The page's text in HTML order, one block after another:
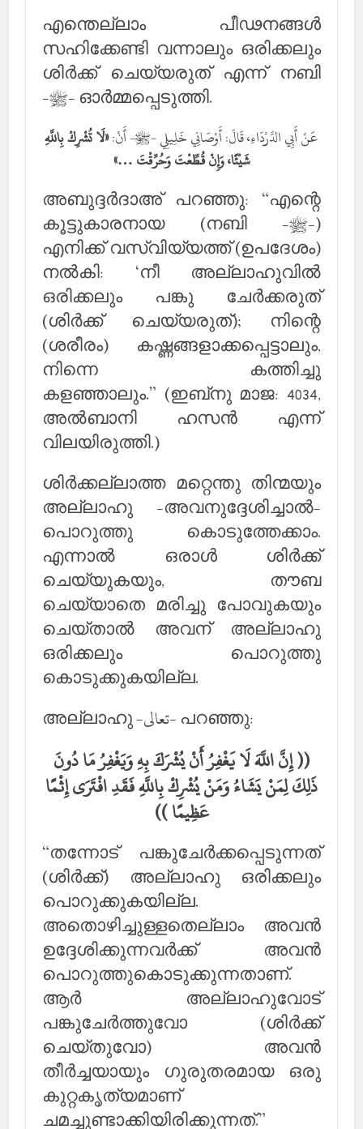
എന്തെല്ലാം പീഢനങ്ങള്‍
സഹിക്കേണ്ടി വന്നാലും ഒരിക്കലും
ശിര്‍ക്ക് ചെയ്യരുത് എന്ന് നബി
-ﷺ- ഓര്‍മ്മപ്പെടുത്തി.
عَنْ أَبِي الدَّرْدَاءِ، قَالَ: أَوْصَانِي خَلِيلِي -ﷺ- أَنْ:«لَا تُشْرِكْ بِاللَّهِ
شَيْئًا، وَإِنْ قُطِّعْتَ وَحُرِّقْتَ …»
അബുദ്ദര്‍ദാഅ് പറഞ്ഞു: “എന്റെ
കൂട്ടുകാരനായ (നബി -ﷺ-)
എനിക്ക് വസ്വിയ്യത്ത് (ഉപദേശം)
നല്‍കി: ‘നീ അല്ലാഹുവില്‍
ഒരിക്കലും പങ്കു ചേര്‍ക്കരുത്
(ശിര്‍ക്ക് ചെയ്യരുത്); നിന്റെ
(ശരീരം) കഷ്ണങ്ങളാക്കപ്പെട്ടാലും,
നിന്നെ കത്തിച്ചു
കളഞ്ഞാലും.” (ഇബ്‌നു മാജ: 4034,
അല്‍ബാനി ഹസന്‍ എന്ന്
വിലയിരുത്തി.)
ശിര്‍ക്കല്ലാത്ത മറ്റെന്തു തിന്മയും
അല്ലാഹു -അവനുദ്ദേശിച്ചാല്‍-
പൊറുത്തു കൊടുത്തേക്കാം.
എന്നാല്‍ ഒരാള്‍ ശിര്‍ക്ക്
ചെയ്യുകയും, തൗബ
ചെയ്യാതെ മരിച്ചു പോവുകയും
ചെയ്താല്‍ അവന് അല്ലാഹു
ഒരിക്കലും പൊറുത്തു
കൊടുക്കുകയില്ല.
അല്ലാഹു -تعالى- പറഞ്ഞു:
(( إِنَّ اللَّهَ لَا يَغْفِرُ أَنْ يُشْرَكَ بِهِ وَيَغْفِرُ مَا دُونَ
ذَلِكَ لِمَنْ يَشَاءُ وَمَنْ يُشْرِكْ بِاللَّهِ فَقَدِ افْتَرَى إِثْمًا
عَظِيمًا ))
“തന്നോട് പങ്കുചേര്‍ക്കപ്പെടുന്നത്
(ശിര്‍ക്ക്) അല്ലാഹു ഒരിക്കലും
പൊറുക്കുകയില്ല.
അതൊഴിച്ചുള്ളതെല്ലാം അവന്‍
ഉദ്ദേശിക്കുന്നവര്‍ക്ക് അവന്‍
പൊറുത്തുകൊടുക്കുന്നതാണ്.
ആര്‍ അല്ലാഹുവോട്
പങ്കുചേര്‍ത്തുവോ (ശിര്‍ക്ക്
ചെയ്തുവോ) അവന്‍
തീര്‍ച്ചയായും ഗുരുതരമായ ഒരു
കുറ്റകൃത്യമാണ്
ചമച്ചുണ്ടാക്കിയിരിക്കുന്നത്.”